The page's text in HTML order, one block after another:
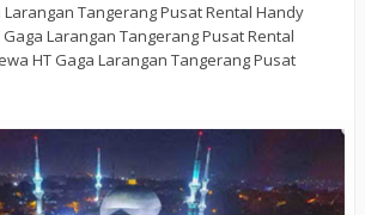
Larangan Tangerang Pusat Rental Handy
Larangan Tangerang Pusat Rental
HT Gaga Larangan Tangerang Pusat